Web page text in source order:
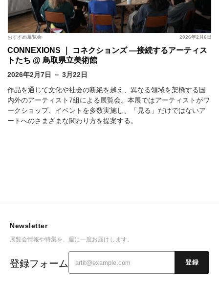
2026年2月6日
おすすめ展覧会
CONNEXIONS ｜ コネクションズ ―接続するアーティス
トたち @ 鳥取県立美術館
2026年2月7日 － 3月22日
作品を通じて文化や社会の断絶を越え、異なる領域を架橋する国
内外のアーティスト7組による展覧会。本展ではアーティストがワ
ークショップ、イベントを多数実施し、「見る」だけではないア
ートへのさまざまな関わり方を提案する。
Newsletter
展覧会情報や特集を、週に一度お届けします。
登録フォーム 登録